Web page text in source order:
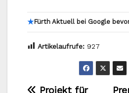
★Fürth Aktuell bei Google
Artikelaufrufe: 927
Projekt für